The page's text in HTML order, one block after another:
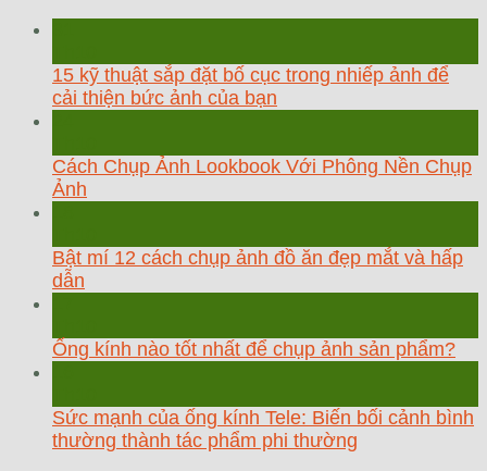
15 kỹ thuật sắp đặt bố cục trong nhiếp ảnh để
cải thiện bức ảnh của bạn
Cách Chụp Ảnh Lookbook Với Phông Nền Chụp
Ảnh
Bật mí 12 cách chụp ảnh đồ ăn đẹp mắt và hấp
dẫn
Ống kính nào tốt nhất để chụp ảnh sản phẩm?
Sức mạnh của ống kính Tele: Biến bối cảnh bình
thường thành tác phẩm phi thường